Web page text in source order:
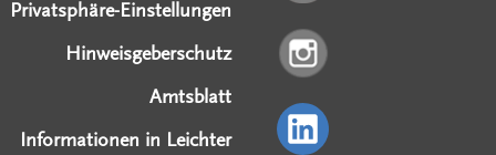
Privatsphäre-Einstellungen
Hinweisgeberschutz
Amtsblatt
Informationen in Leichter